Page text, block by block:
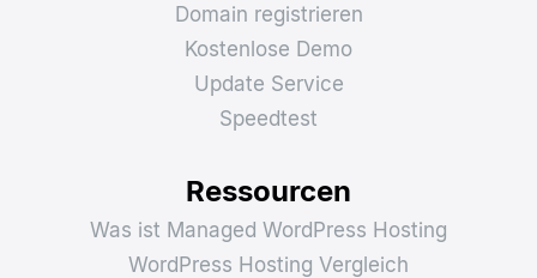
Domain registrieren
Kostenlose Demo
Update Service
Speedtest
Ressourcen
Was ist Managed WordPress Hosting
WordPress Hosting Vergleich